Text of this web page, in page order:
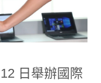
日舉辦國際